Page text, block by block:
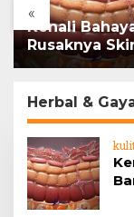
«
Kenali
Rusaknya
Barrier
Herbal &